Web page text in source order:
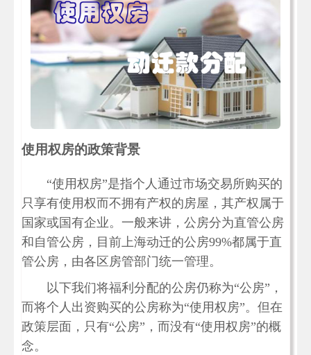
使用权房的政策背景
“使用权房”是指个人通过市场交易所购买的
只享有使用权而不拥有产权的房屋，其产权属于
国家或国有企业。一般来讲，公房分为直管公房
和自管公房，目前上海动迁的公房99%都属于直
管公房，由各区房管部门统一管理。
以下我们将福利分配的公房仍称为“公房”，
而将个人出资购买的公房称为“使用权房”。但在
政策层面，只有“公房”，而没有“使用权房”的概
念。